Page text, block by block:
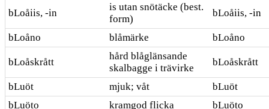
bLoåiis, -in
is utan snötäcke (best.
form)
bLoåiis, -in
bLoåno blåmärke bLoåno
bLoåskrått
hård blåglänsande
skalbagge i trävirke
bLoåskrått
bLuöt mjuk; våt
bLuöt
bLuöto
kramgod flicka
bLuöto